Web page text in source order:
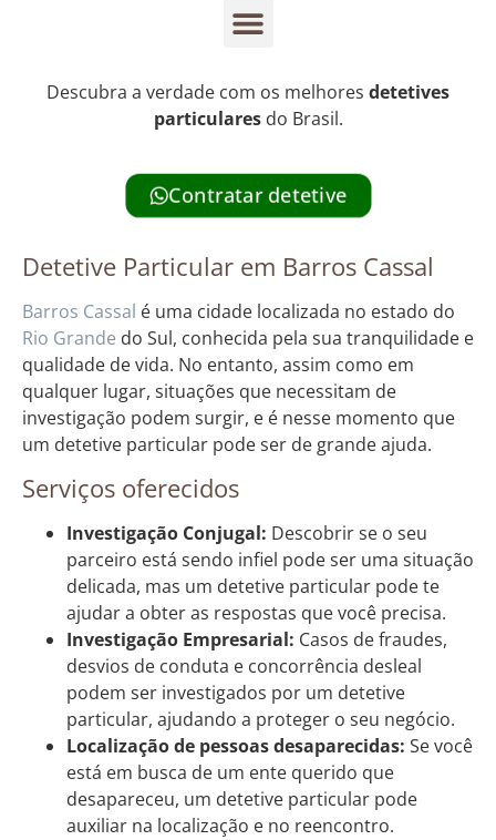
Descubra a verdade com os melhores detetives
particularesdo Brasil.
Contratar detetive
Detetive Particular em Barros Cassal
Barros Cassal é uma cidade localizada no estado do
Rio Grande do Sul, conhecida pela sua tranquilidade e
qualidade de vida. No entanto, assim como em
qualquer lugar, situações que necessitam de
investigação podem surgir, e é nesse momento que
um detetive particular pode ser de grande ajuda.
Serviços oferecidos
Investigação Conjugal: Descobrir se o seu
parceiro está sendo infiel pode ser uma situação
delicada, mas um detetive particular pode te
ajudar a obter as respostas que você precisa.
Investigação Empresarial: Casos de fraudes,
desvios de conduta e concorrência desleal
podem ser investigados por um detetive
particular, ajudando a proteger o seu negócio.
Localização de pessoas desaparecidas: Se você
está em busca de um ente querido que
desapareceu, um detetive particular pode
auxiliar na localização e no reencontro.